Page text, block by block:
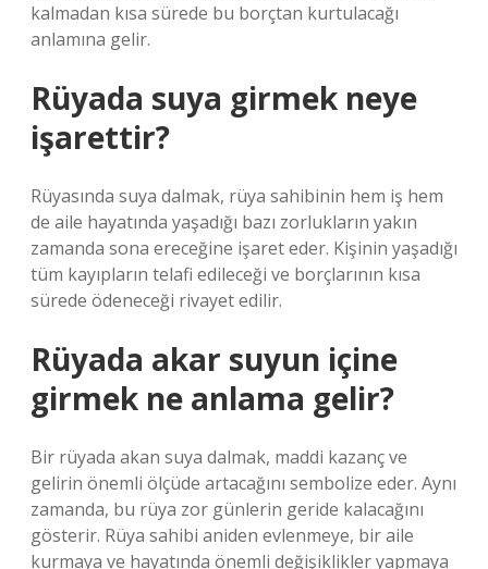
kalmadan kısa sürede bu borçtan kurtulacağı
anlamına gelir.
Rüyada suya girmek neye
işarettir?
Rüyasında suya dalmak, rüya sahibinin hem iş hem
de aile hayatında yaşadığı bazı zorlukların yakın
zamanda sona ereceğine işaret eder. Kişinin yaşadığı
tüm kayıpların telafi edileceği ve borçlarının kısa
sürede ödeneceği rivayet edilir.
Rüyada akar suyun içine
girmek ne anlama gelir?
Bir rüyada akan suya dalmak, maddi kazanç ve
gelirin önemli ölçüde artacağını sembolize eder. Aynı
zamanda, bu rüya zor günlerin geride kalacağını
gösterir. Rüya sahibi aniden evlenmeye, bir aile
kurmaya ve hayatında önemli değişiklikler yapmaya